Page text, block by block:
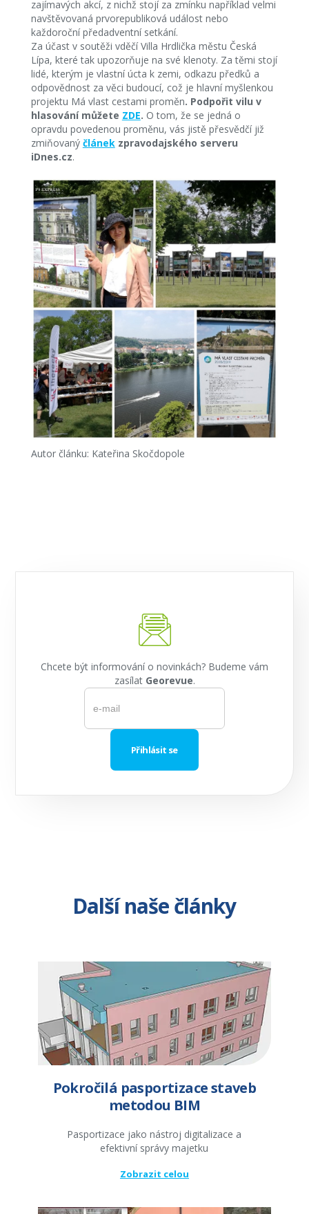
zajímavých akcí, z nichž stojí za zmínku například velmi
navštěvovaná prvorepubliková událost nebo
každoroční předadventní setkání.
Za účast v soutěži vděčí Villa Hrdlička městu Česká
Lípa, které tak upozorňuje na své klenoty. Za těmi stojí
lidé, kterým je vlastní úcta k zemi, odkazu předků a
odpovědnost za věci budoucí, což je hlavní myšlenkou
projektu Má vlast cestami proměn. Podpořit vilu v
hlasování můžete ZDE. O tom, že se jedná o
opravdu povedenou proměnu, vás jistě přesvědčí již
zmiňovaný článekzpravodajského serveru
iDnes.cz.
Autor článku: Kateřina Skočdopole
Chcete být informování o novinkách? Budeme vám
zasílat Georevue.
Další naše články
Pokročilá pasportizace staveb
metodou BIM
Pasportizace jako nástroj digitalizace a
efektivní správy majetku
Zobrazit celou